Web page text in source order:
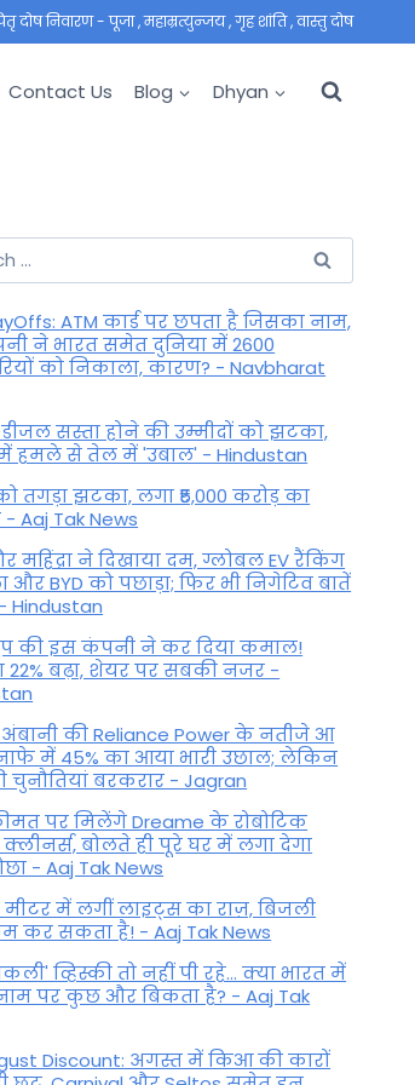
दोष निवारण - पूजा , महाम्रत्युन्जय , गृह शांति , वास्तु दोष
Contact Us Blog Dhyan
पर बेहद शुभ संयोग;
इन राशियों पर बरसेगी
की कृपा!
23, 2022
ATM कार्ड पर छपता है जिसका नाम,
ने भारत समेत दुनिया में 2600
को निकाला, कारण? - Navbharat
सस्ता होने की उम्मीदों को झटका,
में हमले से तेल में 'उबाल' - Hindustan
तगड़ा झटका, लगा ₹5,000 करोड़ का
- Aaj Tak News
महिंद्रा ने दिखाया दम, ग्लोबल EV रैंकिंग
और BYD को पछाड़ा; फिर भी निगेटिव बातें
Hindustan
की इस कंपनी ने कर दिया कमाल!
22% बढ़ा, शेयर पर सबकी नजर -
की Reliance Power के नतीजे आ
में 45% का आया भारी उछाल; लेकिन
चुनौतियां बरकरार - Jagran
पर मिलेंगे Dreame के रोबोटिक
बोलते ही पूरे घर में लगा देगा
- Aaj Tak News
मीटर में लगीं लाइट्स का राज़, बिजली
कर सकता है! - Aaj Tak News
व्हिस्की तो नहीं पी रहे... क्या भारत में
पर कुछ और बिकता है? - Aaj Tak
Discount: अगस्त में किआ की कारों